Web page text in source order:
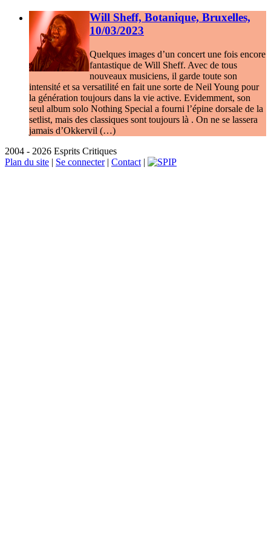
Will Sheff, Botanique, Bruxelles,
10/03/2023
Quelques images d’un concert une fois encore
fantastique de Will Sheff. Avec de tous
nouveaux musiciens, il garde toute son
intensité et sa versatilité en fait une sorte de Neil Young pour
la génération toujours dans la vie active. Evidemment, son
seul album solo Nothing Special a fourni l’épine dorsale de la
setlist, mais des classiques sont toujours là . On ne se lassera
jamais d’Okkervil (…)
2004 - 2026 Esprits Critiques
Plan du site | Se connecter| Contact |